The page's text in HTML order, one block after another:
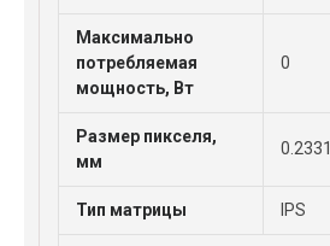
Максимально
потребляемая
мощность, Вт
0
Размер пикселя,
мм
0.2331
Тип матрицы IPS